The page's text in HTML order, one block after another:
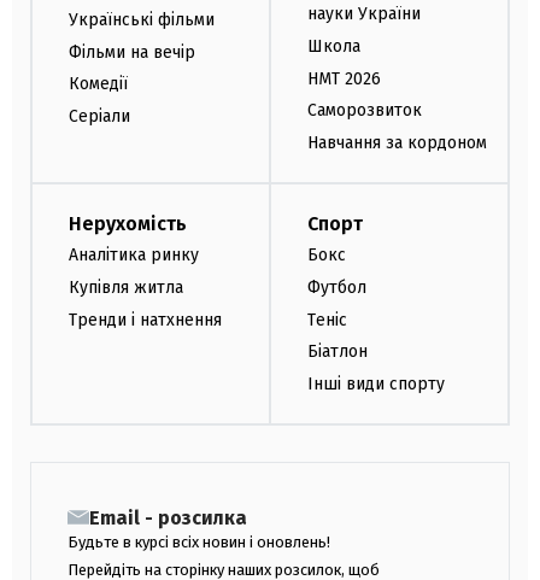
Українські фільми
Фільми на вечір
Комедії
Серіали
науки України
Школа
НМТ 2026
Саморозвиток
Навчання за кордоном
Нерухомість
Аналітика ринку
Купівля житла
Тренди і натхнення
Спорт
Бокс
Футбол
Теніс
Біатлон
Інші види спорту
Email - розсилка
Будьте в курсі всіх новин і оновлень!
Перейдіть на сторінку наших розсилок, щоб